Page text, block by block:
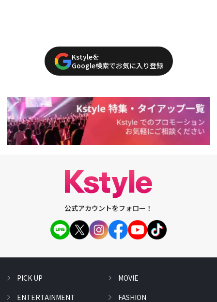
Kstyleを
Google検索でお気に入り登録
公式アカウントをフォロー！
PICK UP
ENTERTAINMENT
MOVIE
FASHION